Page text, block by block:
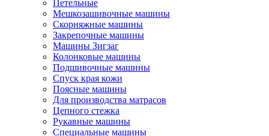
Петельные
Мешкозашивочные машины
Скорняжные машины
Закрепочные машины
Машины Зигзаг
Колонковые машины
Подшивочные машины
Спуск края кожи
Поясные машины
Для производства матрасов
Цепного стежка
Рукавные машины
Специальные машины